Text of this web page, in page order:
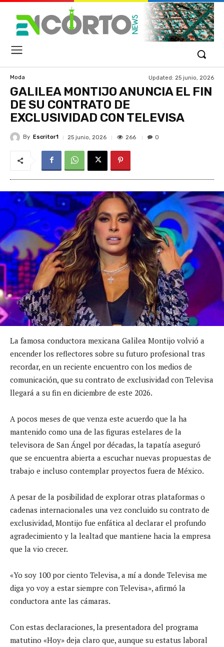
Moda Updated: 25 junio, 2026
GALILEA MONTIJO ANUNCIA EL FIN
DE SU CONTRATO DE
EXCLUSIVIDAD CON TELEVISA
By Escritor1 25 junio, 2026 266 0
La famosa conductora mexicana Galilea Montijo volvió a
encender los reflectores sobre su futuro profesional tras
recordar, en un reciente encuentro con los medios de
comunicación, que su contrato de exclusividad con Televisa
llegará a su fin en diciembre de este 2026.
A pocos meses de que venza este acuerdo que la ha
mantenido como una de las figuras estelares de la
televisora de San Ángel por décadas, la tapatía aseguró
que se encuentra abierta a escuchar nuevas propuestas de
trabajo e incluso contemplar proyectos fuera de México.
A pesar de la posibilidad de explorar otras plataformas o
cadenas internacionales una vez concluido su contrato de
exclusividad, Montijo fue enfática al declarar el profundo
agradecimiento y la lealtad que mantiene hacia la empresa
que la vio crecer.
«Yo soy 100 por ciento Televisa, a mí a donde Televisa me
diga yo voy a estar siempre con Televisa», afirmó la
conductora ante las cámaras.
Con estas declaraciones, la presentadora del programa
matutino «Hoy» deja claro que, aunque su estatus laboral